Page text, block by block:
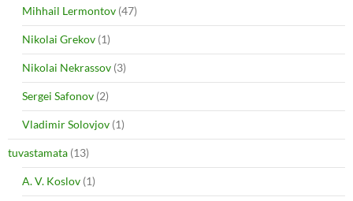
Mihhail Lermontov (47)
Nikolai Grekov (1)
Nikolai Nekrassov (3)
Sergei Safonov (2)
Vladimir Solovjov (1)
tuvastamata (13)
A. V. Koslov (1)